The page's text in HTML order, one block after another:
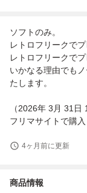
ソフトのみ。
レトロフリークでプ
レトロフリークで
いかなる理由でも
たします。
（2026年 3月 31日
フリマサイトで購入
4ヶ月前に更新
商品情報